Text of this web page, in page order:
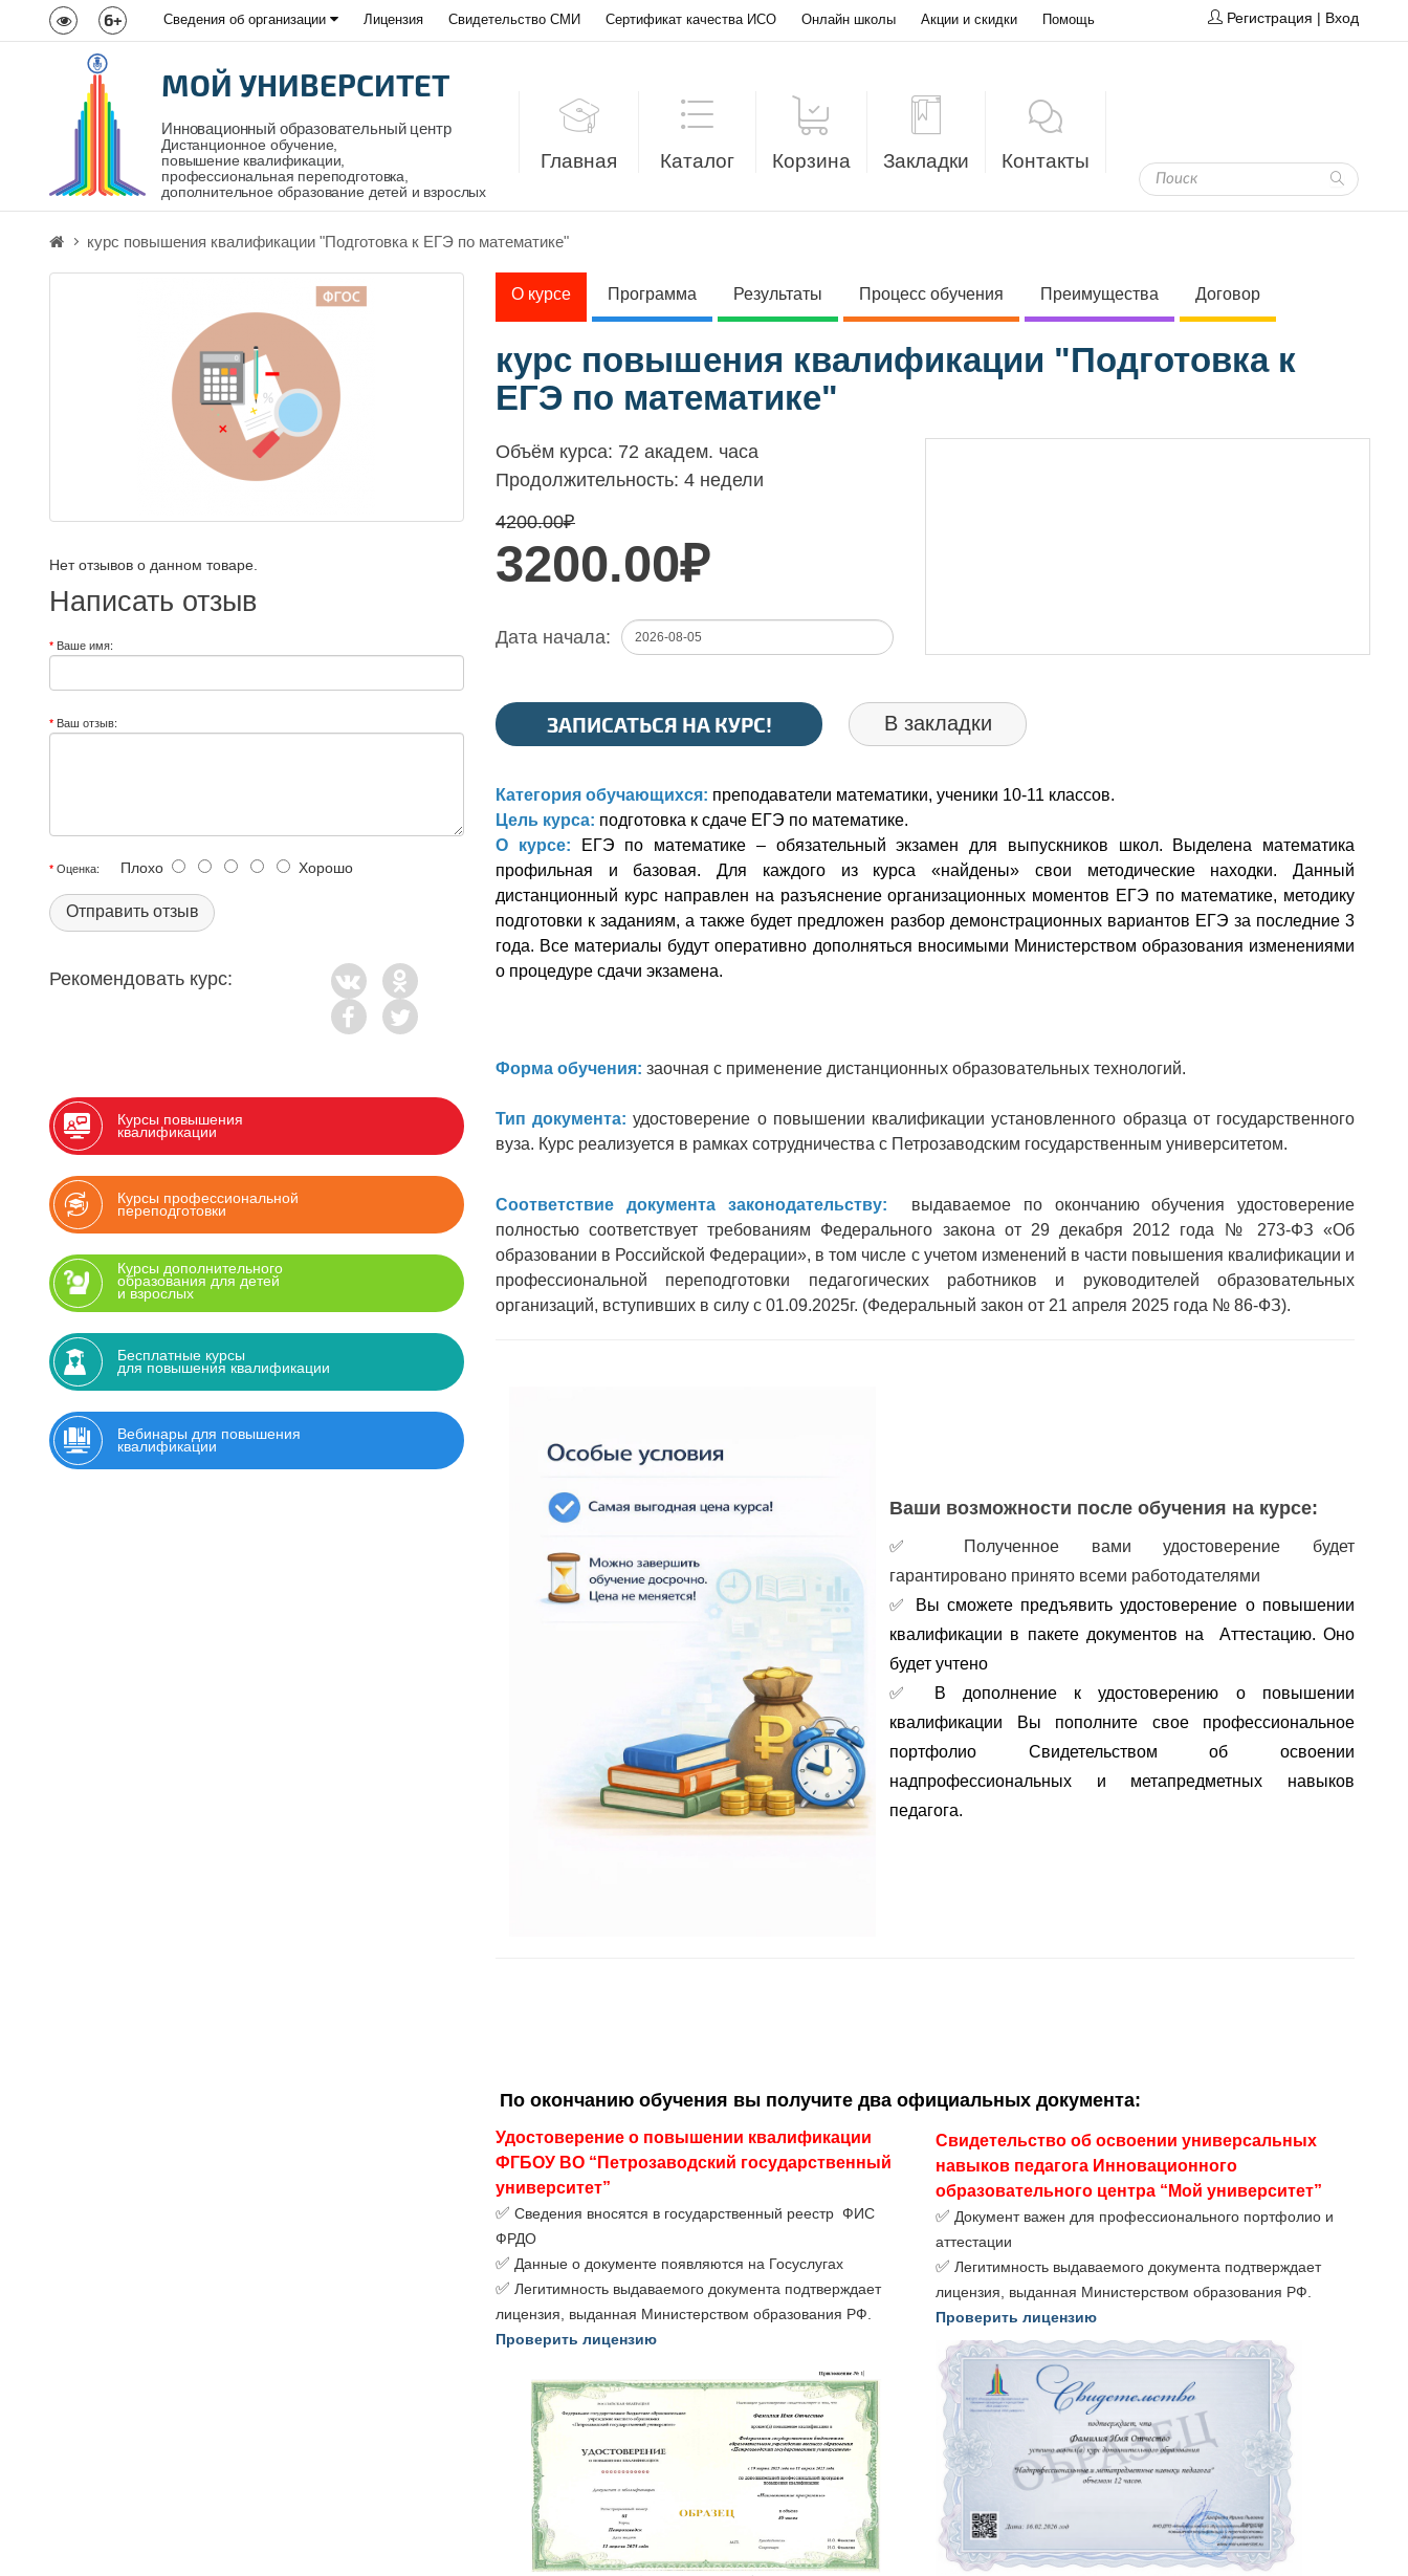
6+ Сведения об организации Лицензия Свидетельство СМИ Сертификат качества ИСО Онлайн школы Акции и скидки Помощь Регистрация | Вход
МОЙ УНИВЕРСИТЕТ
Инновационный образовательный центр
Дистанционное обучение,
повышение квалификации,
профессиональная переподготовка,
дополнительное образование детей и взрослых
Главная Каталог Корзина Закладки Контакты
курс повышения квалификации "Подготовка к ЕГЭ по математике"
Нет отзывов о данном товаре.
Написать отзыв
Ваше имя:
Ваш отзыв:
Оценка: Плохо Хорошо
Отправить отзыв
Рекомендовать курс:
Курсы повышения
квалификации
Курсы профессиональной
переподготовки
Курсы дополнительного
образования для детей
и взрослых
Бесплатные курсы
для повышения квалификации
Вебинары для повышения
квалификации
О курсе Программа Результаты Процесс обучения Преимущества Договор
курс повышения квалификации "Подготовка к
ЕГЭ по математике"
Объём курса: 72 академ. часа
Продолжительность: 4 недели
4200.00₽
3200.00₽
Дата начала:
ЗАПИСАТЬСЯ НА КУРС! В закладки
Категория обучающихся: преподаватели математики, ученики 10-11 классов.
Цель курса: подготовка к сдаче ЕГЭ по математике.
О курсе:
ЕГЭ по математике – обязательный экзамен для выпускников школ. Выделена математика
профильная и базовая. Для каждого из курса «найдены» свои методические находки. Данный
дистанционный курс направлен на разъяснение организационных моментов ЕГЭ по математике, методику
подготовки к заданиям, а также будет предложен разбор демонстрационных вариантов ЕГЭ за последние 3
года. Все материалы будут оперативно дополняться вносимыми Министерством образования изменениями
о процедуре сдачи экзамена.
Форма обучения: заочная с применение дистанционных образовательных технологий.
Тип документа:удостоверение о повышении квалификации установленного образца от государственного
вуза. Курс реализуется в рамках сотрудничества с Петрозаводским государственным университетом.
Соответствие документа законодательству: выдаваемое по окончанию обучения удостоверение
полностью соответствует требованиям Федерального закона от 29 декабря 2012 года № 273-ФЗ «Об
образовании в Российской Федерации», в том числе с учетом изменений в части повышения квалификации и
профессиональной переподготовки педагогических работников и руководителей образовательных
организаций, вступивших в силу с 01.09.2025г. (Федеральный закон от 21 апреля 2025 года № 86-ФЗ).
Ваши возможности после обучения на курсе:
✅
Полученное вами удостоверение будет
гарантировано принято всеми работодателями
✅
Вы сможете предъявить удостоверение о повышении
квалификации в пакете документов на  Аттестацию. Оно
будет учтено
✅
В дополнение к удостоверению о повышении
портфолио
надпрофессиональных и метапредметных навыков
педагога.
По окончанию обучения вы получите два официальных документа:
Удостоверение о повышении квалификации
ФГБОУ ВО “Петрозаводский государственный
университет”
✅ Сведения вносятся в государственный реестр ФИС
ФРДО
✅ Данные о документе появляются на Госуслугах
✅ Легитимность выдаваемого документа подтверждает
лицензия, выданная Министерством образования РФ.
Проверить лицензию
Свидетельство об освоении универсальных
навыков педагога Инновационного
образовательного центра “Мой университет”
✅ Документ важен для профессионального портфолио и
аттестации
✅ Легитимность выдаваемого документа подтверждает
лицензия, выданная Министерством образования РФ.
Проверить лицензию